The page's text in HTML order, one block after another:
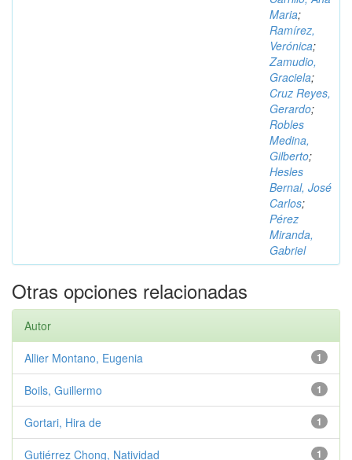
Maria;
Ramírez,
Verónica;
Zamudio,
Graciela;
Cruz Reyes,
Gerardo;
Robles
Medina,
Gilberto;
Hesles
Bernal, José
Carlos;
Pérez
Miranda,
Gabriel
Otras opciones relacionadas
Autor
1
Allier Montano, Eugenia
1
Boils, Guillermo
1
Gortari, Hira de
1
Gutiérrez Chong, Natividad